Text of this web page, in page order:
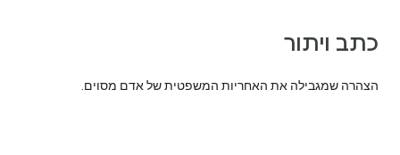
כתב ויתור
הצהרה שמגבילה את האחריות המשפטית של אדם מסוים.